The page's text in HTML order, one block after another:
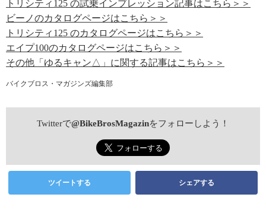
トリシティ125 の試乗インプレッション記事はこちら＞＞
ビーノのカタログページはこちら＞＞
トリシティ125 のカタログページはこちら＞＞
エイプ100のカタログページはこちら＞＞
その他「ゆるキャン△」に関する記事はこちら＞＞
バイクブロス・マガジンズ編集部
Twitterで@BikeBrosMagazinをフォローしよう！
ツイートする シェアする